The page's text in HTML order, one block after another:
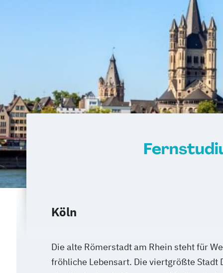
Köln
Die alte Römerstadt am Rhein steht für
fröhliche Lebensart. Die viertgrößte Stadt